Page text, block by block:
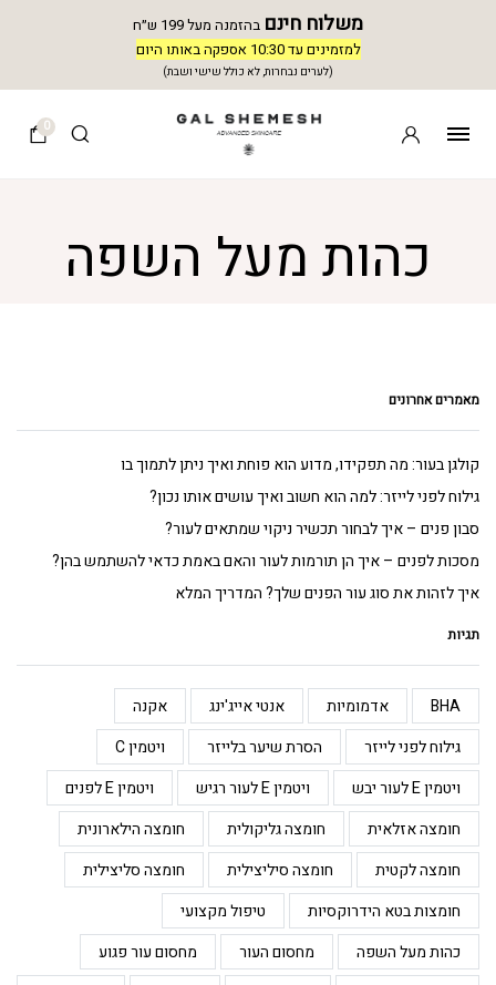
משלוח חינם בהזמנה מעל 199 ש״ח
למזמינים עד 10:30 אספקה באותו היום
(לערים נבחרות, לא כולל שישי ושבת)
0
כהות מעל השפה
מאמרים אחרונים
קולגן בעור: מה תפקידו, מדוע הוא פוחת ואיך ניתן לתמוך בו
גילוח לפני לייזר: למה הוא חשוב ואיך עושים אותו נכון?
סבון פנים – איך לבחור תכשיר ניקוי שמתאים לעור?
מסכות לפנים – איך הן תורמות לעור והאם באמת כדאי להשתמש בהן?
איך לזהות את סוג עור הפנים שלך? המדריך המלא
תגיות
BHA אדמומיות אנטי אייג'ינג
אקנה
גילוח לפני לייזר
הסרת שיער בלייזר
ויטמין C
ויטמין E לעור יבש
ויטמין E לעור רגיש
ויטמין E לפנים
חומצה אזלאית
חומצה גליקולית
חומצה הילארונית
חומצה לקטית
חומצה סיליצילית
חומצה סליצילית
חומצות בטא הידרוקסיות
טיפול מקצועי
כהות מעל השפה
מחסום העור
מחסום עור פגוע